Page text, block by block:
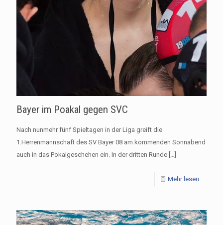
Bayer im Poakal gegen SVC
Nach nunmehr fünf Spieltagen in der Liga greift die
1.Herrenmannschaft des SV Bayer 08 am kommenden Sonnabend
auch in das Pokalgeschehen ein. In der dritten Runde […]
Mehr lesen